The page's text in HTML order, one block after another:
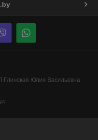
Глинская Юлия Васильевна